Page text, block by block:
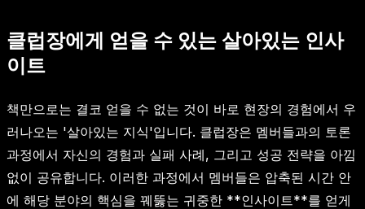
클럽장에게 얻을 수 있는 살아있는 인사
이트
책만으로는 결코 얻을 수 없는 것이 바로 현장의 경험에서 우
러나오는 '살아있는 지식'입니다. 클럽장은 멤버들과의 토론
과정에서 자신의 경험과 실패 사례, 그리고 성공 전략을 아낌
없이 공유합니다. 이러한 과정에서 멤버들은 압축된 시간 안
에 해당 분야의 핵심을 꿰뚫는 귀중한 **인사이트**를 얻게